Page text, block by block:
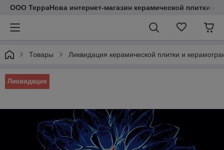
ООО ТерраНова интернет-магазин керамической плитки и
Товары Ликвидация керамической плитки и
Ликвидация